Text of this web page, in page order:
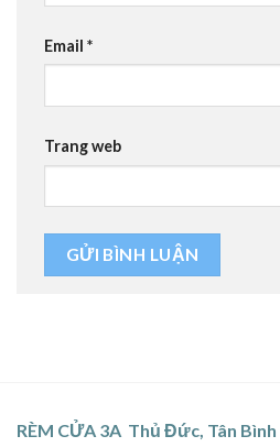
Email *
Trang web
RÈM CỬA 3A Thủ Đức, Tân Bình